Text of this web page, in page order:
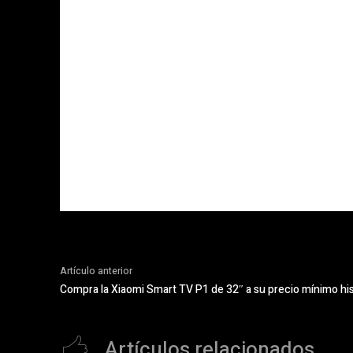
Artículo anterior
Compra la Xiaomi Smart TV P1 de 32″ a su precio mínimo